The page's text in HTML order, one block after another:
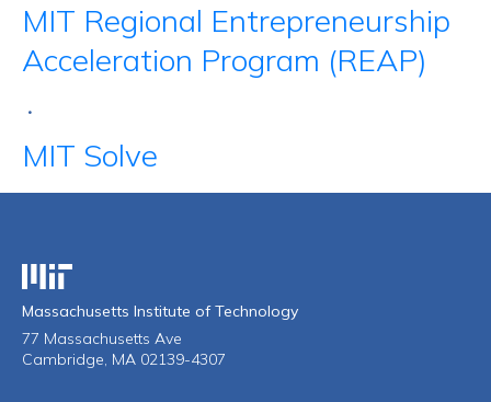
MIT Regional Entrepreneurship
Acceleration Program (REAP)
•
MIT Solve
Massachusetts Institute of Technology
Massachusetts Institute of Technology
77 Massachusetts Ave
Cambridge, MA 02139-4307